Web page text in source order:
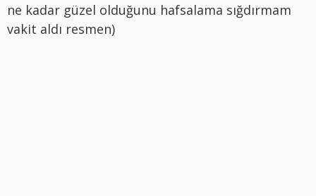
ne kadar güzel olduğunu hafsalama sığdırmam
vakit aldı resmen)